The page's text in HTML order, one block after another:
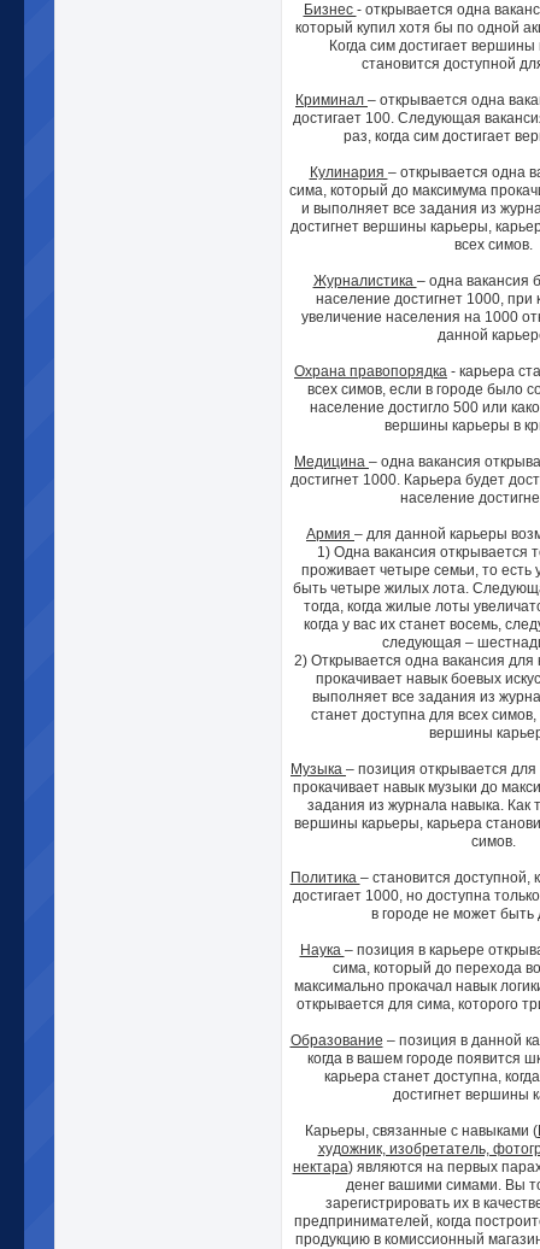
Бизнес - открывается одна
который купил хотя бы по одной
Когда сим достигает
становится доступной
Криминал – открывается одна
достигает 100. Следующая
раз, когда сим достигает
Кулинария – открывается одна
сима, который до максимума
и выполняет все задания из
достигнет вершины карьеры,
всех симов.
Журналистика – одна вакансия
население достигнет 1000,
увеличение населения на 1000
данной
Охрана правопорядка - карьера
всех симов, если в городе было
население достигло 500 или
вершины карьеры в
Медицина – одна вакансия
достигнет 1000. Карьера будет
население
Армия – для данной карьеры
1) Одна вакансия открывается
проживает четыре семьи, то есть
быть четыре жилых лота.
тогда, когда жилые лоты
когда у вас их станет восемь,
следующая –
2) Открывается одна вакансия для
прокачивает навык боевых
выполняет все задания из
станет доступна для всех симов,
вершины
Музыка – позиция открывается
прокачивает навык музыки до
задания из журнала навыка. Как
вершины карьеры, карьера
симов.
Политика – становится доступной,
достигает 1000, но доступна
в городе не может быть
Наука – позиция в карьере
сима, который до перехода
максимально прокачал навык
открывается для сима, которого
Образование – позиция в данной
когда в вашем городе появится
карьера станет доступна,
достигнет вершины
Карьеры, связанные с навыками (
художник, изобретатель,
нектара) являются на первых
денег вашими симами. Вы
зарегистрировать их в
предпринимателей, когда
продукцию в комиссионный